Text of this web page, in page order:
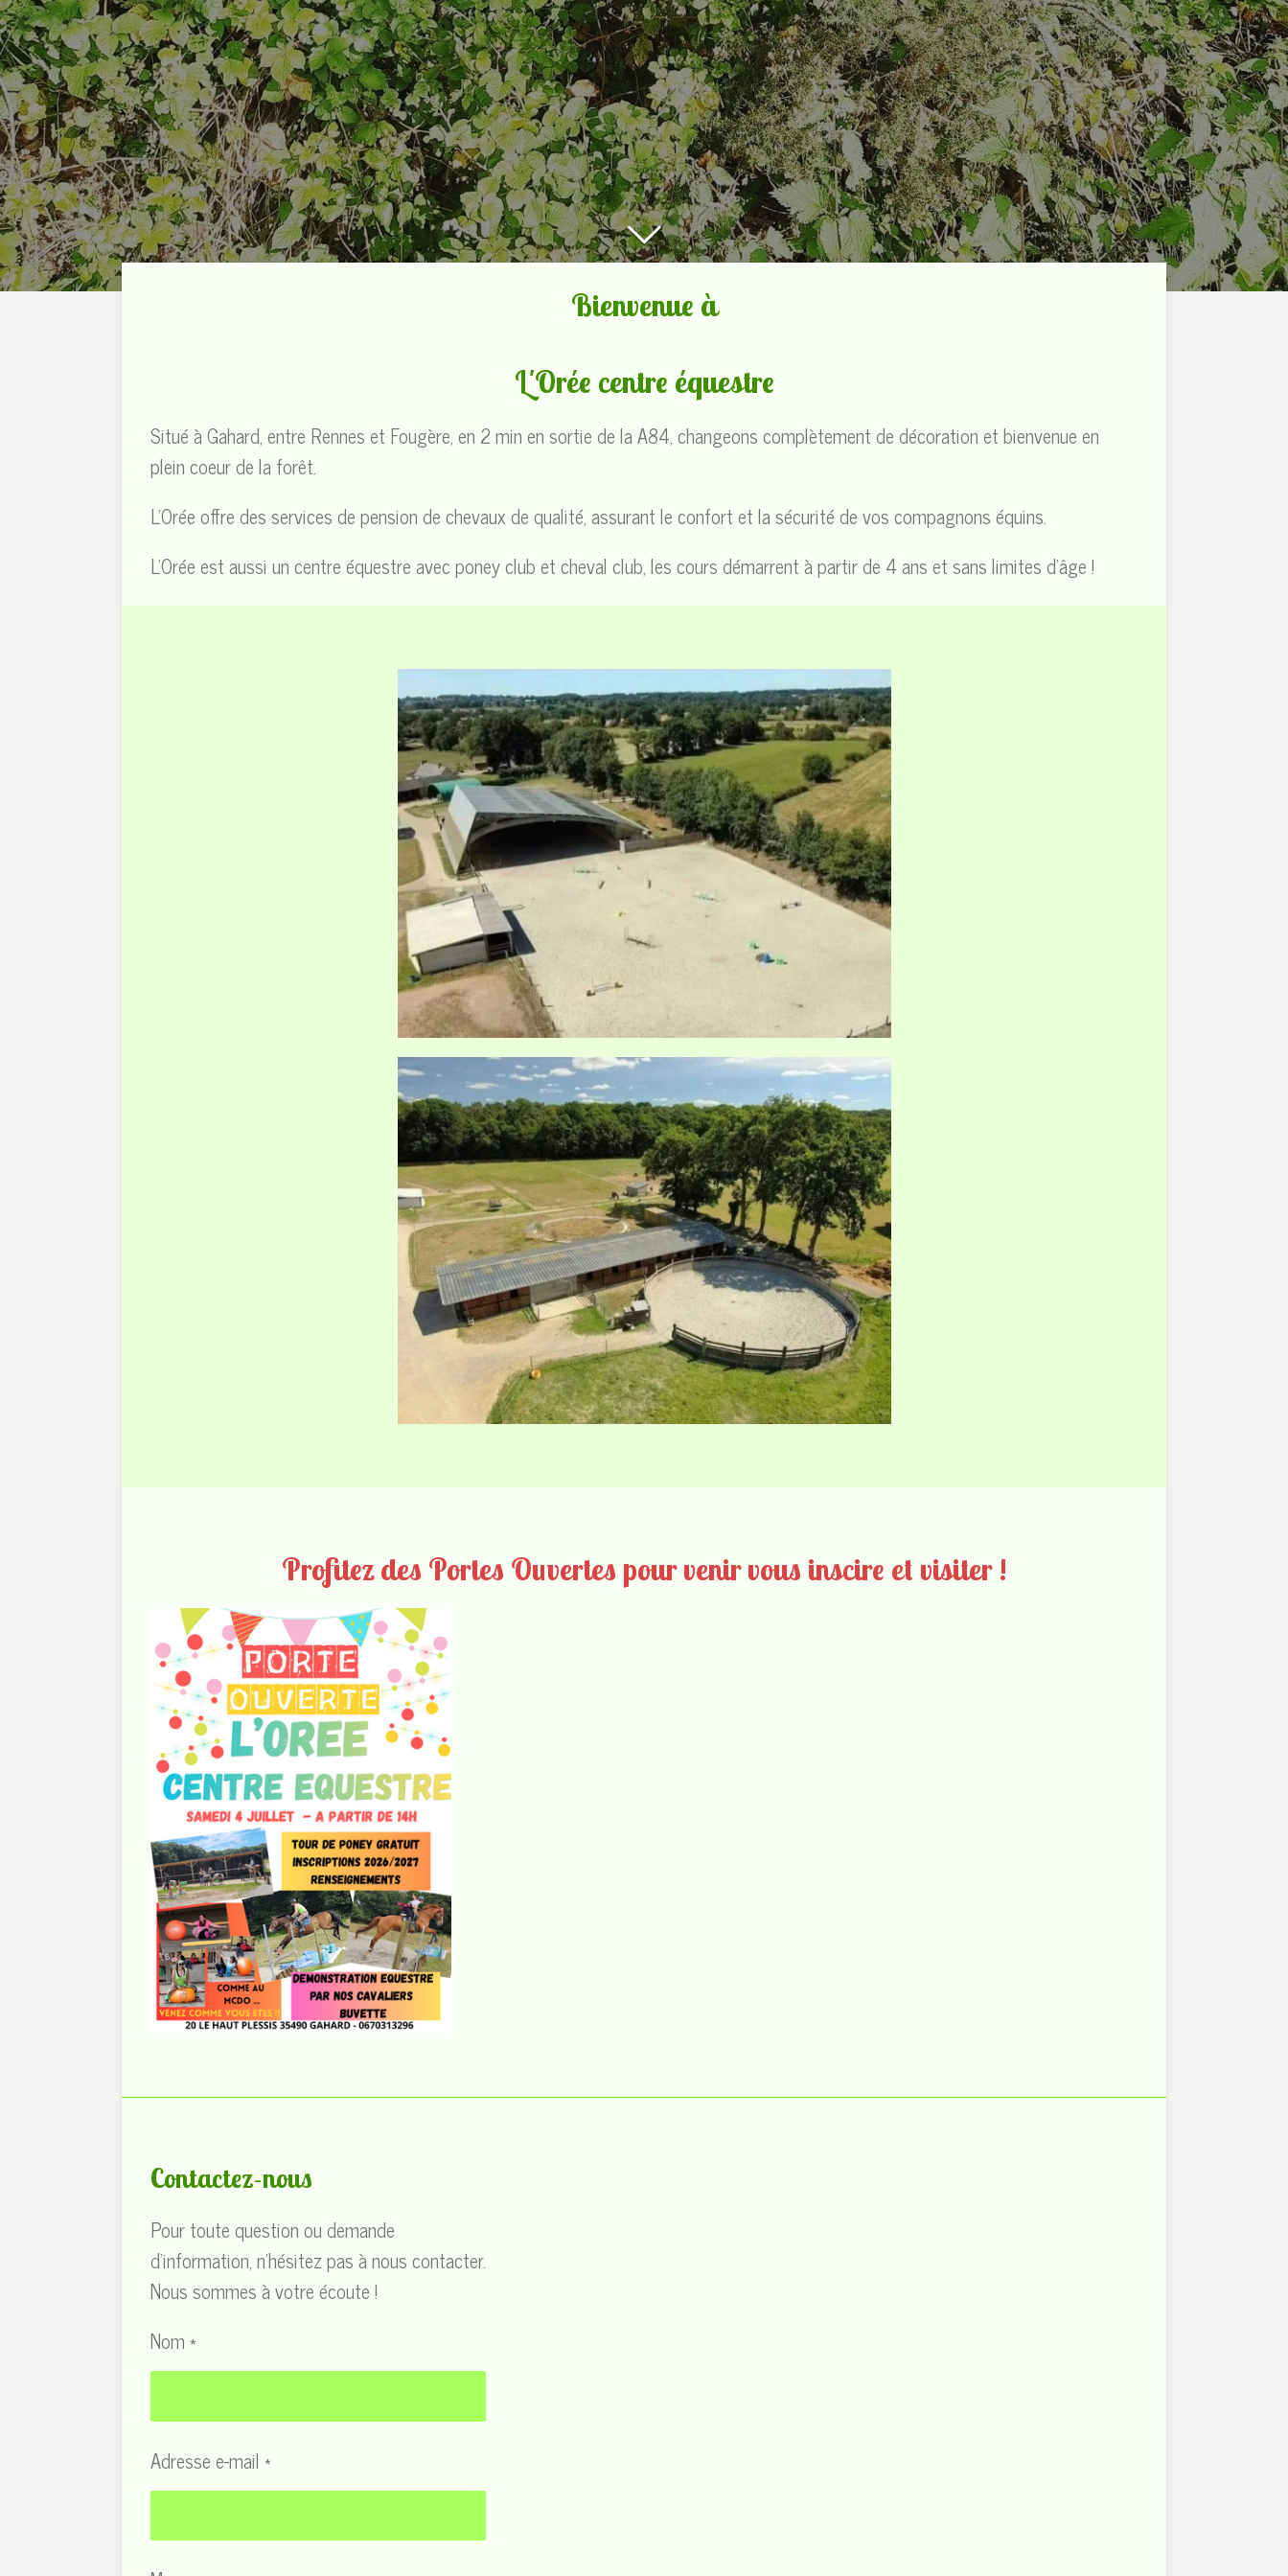
Bienvenue à
L'Orée centre équestre
Situé à Gahard, entre Rennes et Fougère, en 2 min en sortie de la A84, changeons complètement de décoration et bienvenue en
plein coeur de la forêt.
L'Orée offre des services de pension de chevaux de qualité, assurant le confort et la sécurité de vos compagnons équins.
L'Orée est aussi un centre équestre avec poney club et cheval club, les cours démarrent à partir de 4 ans et sans limites d'âge !
Profitez des Portes Ouvertes pour venir vous inscire et visiter !
Contactez-nous
Pour toute question ou demande
d'information, n'hésitez pas à nous contacter.
Nous sommes à votre écoute !
Nom *
Adresse e-mail *